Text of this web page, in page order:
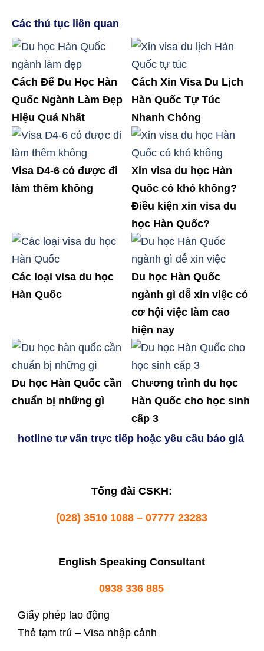
Các thủ tục liên quan
Cách Để Du Học Hàn
Quốc Ngành Làm Đẹp
Hiệu Quả Nhất
Cách Xin Visa Du Lịch
Hàn Quốc Tự Túc
Nhanh Chóng
Visa D4-6 có được đi
làm thêm không
Xin visa du học Hàn
Quốc có khó không?
Điều kiện xin visa du
học Hàn Quốc?
Các loại visa du học
Hàn Quốc
Du học Hàn Quốc
ngành gì dễ xin việc có
cơ hội việc làm cao
hiện nay
Du học Hàn Quốc cần
chuẩn bị những gì
Chương trình du học
Hàn Quốc cho học sinh
cấp 3
hotline tư vấn trực tiếp hoặc yêu cầu báo giá
Tổng đài CSKH:
(028) 3510 1088 – 07777 23283
English Speaking Consultant
0938 336 885
Giấy phép lao động
Thẻ tạm trú – Visa nhập cảnh